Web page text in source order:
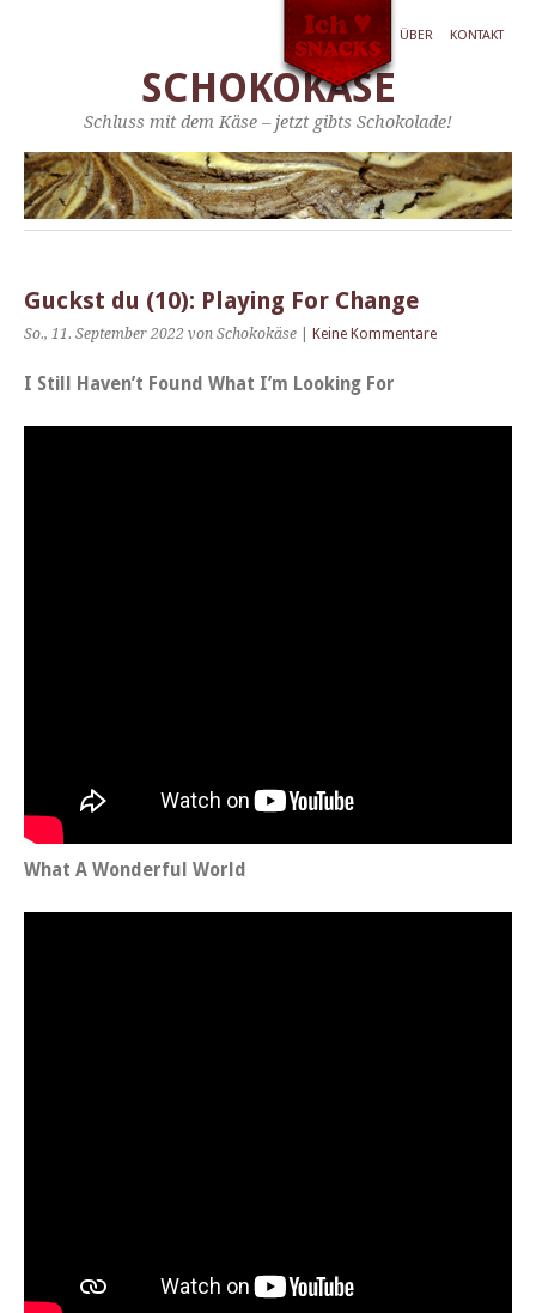
ÜBER KONTAKT
SCHOKOKÄSE
Schluss mit dem Käse – jetzt gibts Schokolade!
Guckst du (10): Playing For Change
So., 11. September 2022 von Schokokäse Keine Kommentare
​I Still Haven’t Found What I’m Look­ing For
What A Won­der­ful World